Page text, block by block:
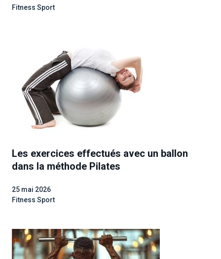
Fitness Sport
Les exercices effectués avec un ballon
dans la méthode Pilates
25 mai 2026
Fitness Sport